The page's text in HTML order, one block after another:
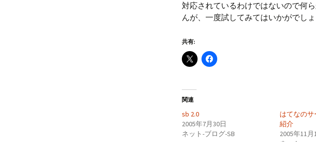
対応されているわけではないので何
んが、一度試してみてはいかがでしょ
共有:
関連
sb 2.0
2005年7月30日
ネット-ブログ-SB
はてなの
紹介
2005年11月